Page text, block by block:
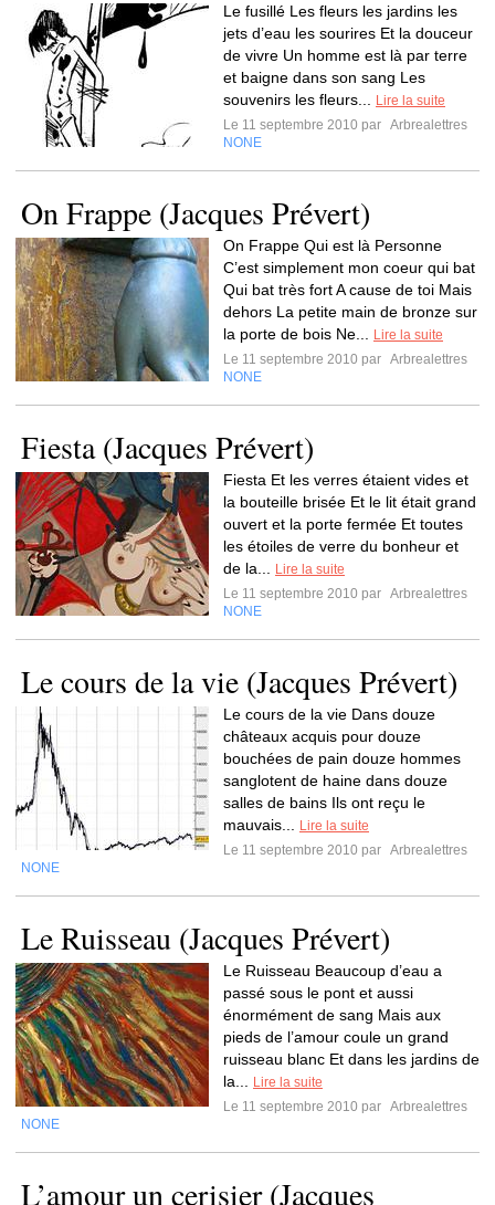
Le fusillé Les fleurs les jardins les
jets d’eau les sourires Et la douceur
de vivre Un homme est là par terre
et baigne dans son sang Les
souvenirs les fleurs...
Lire la suite
Le 11 septembre 2010 par Arbrealettres
NONE
On Frappe (Jacques Prévert)
On Frappe Qui est là Personne
C’est simplement mon coeur qui bat
Qui bat très fort A cause de toi Mais
dehors La petite main de bronze sur
la porte de bois Ne...
Lire la suite
Le 11 septembre 2010 par Arbrealettres
NONE
Fiesta (Jacques Prévert)
Fiesta Et les verres étaient vides et
la bouteille brisée Et le lit était grand
ouvert et la porte fermée Et toutes
les étoiles de verre du bonheur et
de la...
Lire la suite
Le 11 septembre 2010 par Arbrealettres
NONE
Le cours de la vie (Jacques Prévert)
Le cours de la vie Dans douze
châteaux acquis pour douze
bouchées de pain douze hommes
sanglotent de haine dans douze
salles de bains Ils ont reçu le
mauvais...
Lire la suite
Le 11 septembre 2010 par Arbrealettres
NONE
Le Ruisseau (Jacques Prévert)
Le Ruisseau Beaucoup d’eau a
passé sous le pont et aussi
énormément de sang Mais aux
pieds de l’amour coule un grand
ruisseau blanc Et dans les jardins de
la...
Lire la suite
Le 11 septembre 2010 par Arbrealettres
NONE
L’amour un cerisier (Jacques